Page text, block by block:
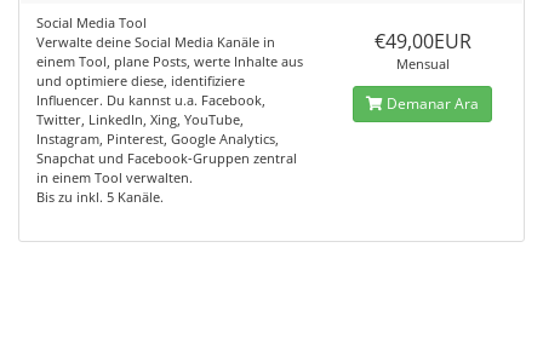
Social Media Tool
Verwalte deine Social Media Kanäle in
einem Tool, plane Posts, werte Inhalte aus
und optimiere diese, identifiziere
Influencer. Du kannst u.a. Facebook,
Twitter, LinkedIn, Xing, YouTube,
Instagram, Pinterest, Google Analytics,
Snapchat und Facebook-Gruppen zentral
in einem Tool verwalten.
Bis zu inkl. 5 Kanäle.
€49,00EUR
Mensual
Demanar Ara